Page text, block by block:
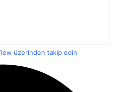
üzerinden takip edin